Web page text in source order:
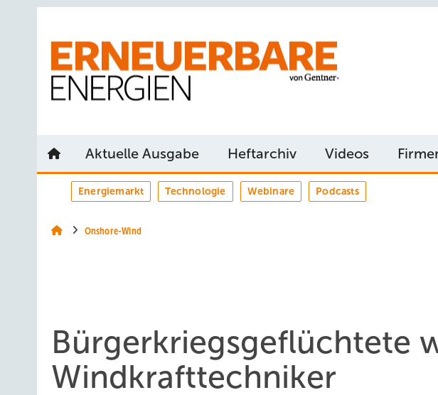
Aktuelle Ausgabe Heftarchiv Videos
Energiemarkt Technologie Webinare Podcasts
Onshore-Wind
Bürgerkriegsgeflüchtete
Windkrafttechniker